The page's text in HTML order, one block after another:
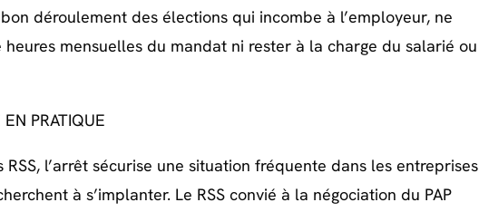
déroulement des élections qui incombe à l’employeur, ne
mensuelles du mandat ni rester à la charge du salarié ou
PRATIQUE
l’arrêt sécurise une situation fréquente dans les entreprises
à s’implanter. Le RSS convié à la négociation du PAP